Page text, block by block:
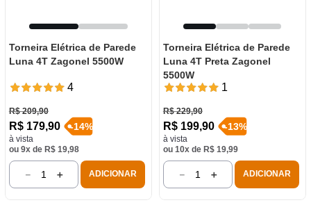
Torneira Elétrica de Parede
Luna 4T Zagonel 5500W
4
R$ 209,90
R$ 179,90
à vista
-14%
ou 9x de R$ 19,98
＋
－ ADICIONAR
Torneira Elétrica de Parede
Luna 4T Preta Zagonel
5500W
1
R$ 229,90
R$ 199,90
à vista
-13%
ou 10x de R$ 19,99
＋
－ ADICIONAR